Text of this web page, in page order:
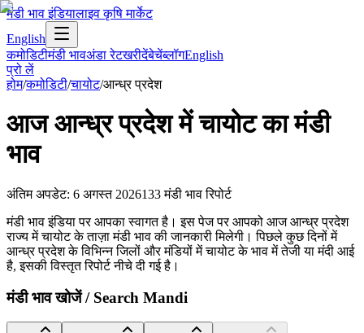
मंडी भाव इंडियालाइव कृषि मार्केट
English
कमोडिटीमंडी भावअंडा रेटखरीदेंबेचेंब्लॉगEnglish
प्रो लें
होम/कमोडिटी/चायोट/आन्ध्र प्रदेश
आजआन्ध्र प्रदेशमेंचायोटका मंडी
भाव
अंतिम अपडेट: 6 अगस्त 2026133 मंडी भाव रिपोर्ट
मंडी भाव इंडिया पर आपका स्वागत है। इस पेज पर आपको आज आन्ध्र प्रदेश
राज्य में चायोट के ताज़ा मंडी भाव की जानकारी मिलेगी। पिछले कुछ दिनों में
आन्ध्र प्रदेश के विभिन्न जिलों और मंडियों में चायोट के भाव में तेजी या मंदी आई
है, इसकी विस्तृत रिपोर्ट नीचे दी गई है।
मंडी भाव खोजें / Search Mandi